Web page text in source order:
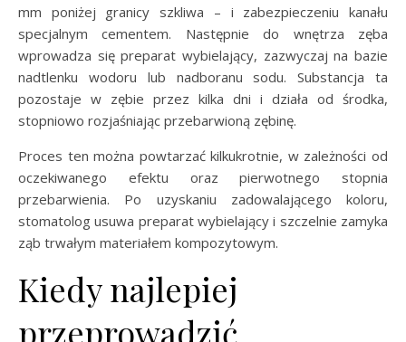
mm poniżej granicy szkliwa – i zabezpieczeniu kanału
specjalnym cementem. Następnie do wnętrza zęba
wprowadza się preparat wybielający, zazwyczaj na bazie
nadtlenku wodoru lub nadboranu sodu. Substancja ta
pozostaje w zębie przez kilka dni i działa od środka,
stopniowo rozjaśniając przebarwioną zębinę.
Proces ten można powtarzać kilkukrotnie, w zależności od
oczekiwanego efektu oraz pierwotnego stopnia
przebarwienia. Po uzyskaniu zadowalającego koloru,
stomatolog usuwa preparat wybielający i szczelnie zamyka
ząb trwałym materiałem kompozytowym.
Kiedy najlepiej
przeprowadzić